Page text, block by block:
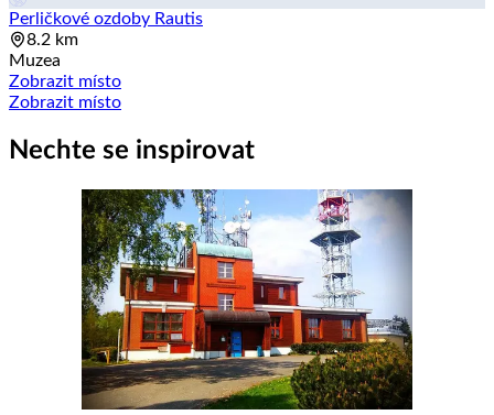
Perličkové ozdoby Rautis
8.2 km
Muzea
Zobrazit místo
Zobrazit místo
Nechte se inspirovat